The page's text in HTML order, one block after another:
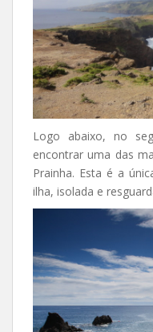
Logo abaixo, no
encontrar uma das
Prainha. Esta é a
ilha, isolada e